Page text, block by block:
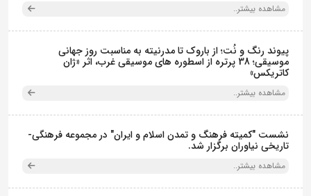
مشاهده بیشتر..
پیوند رنگ و نُت؛ از باروک تا مدرنیته به مناسبت روز جهانی
موسیقی؛ 38 پرتره از اسطوره های موسیقی غرب، اثر «ژان
کاتریکس»
مشاهده بیشتر..
نشست "کمیته فرهنگ و تمدن اسلام و ایران" در مجموعه فرهنگی‌-
تاریخی نیاوران برگزار شد.
مشاهده بیشتر..